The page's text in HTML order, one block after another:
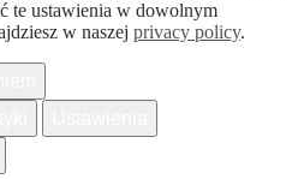
te ustawienia w dowolnym
w naszej privacy policy.